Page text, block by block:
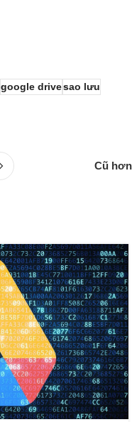
google drivesao lưu
Cũ hơn